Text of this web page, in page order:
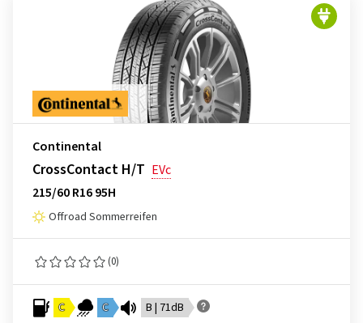
Continental
CrossContact H/T EVc
215/60 R16 95H
Offroad Sommerreifen
(0)
C C B | 71dB